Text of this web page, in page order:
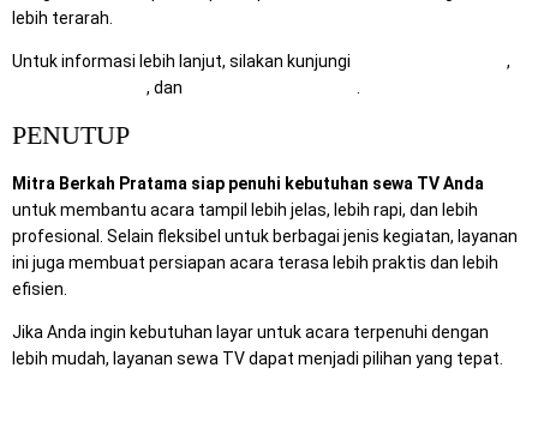
lebih terarah.
Untuk informasi lebih lanjut, silakan kunjungi
,
, dan
PENUTUP
Mitra Berkah Pratama siap penuhi kebutuhan sewa TV Anda
untuk membantu acara tampil lebih jelas, lebih rapi, dan lebih
profesional. Selain fleksibel untuk berbagai jenis kegiatan, layanan
ini juga membuat persiapan acara terasa lebih praktis dan lebih
efisien.
Jika Anda ingin kebutuhan layar untuk acara terpenuhi dengan
lebih mudah, layanan sewa TV dapat menjadi pilihan yang tepat.